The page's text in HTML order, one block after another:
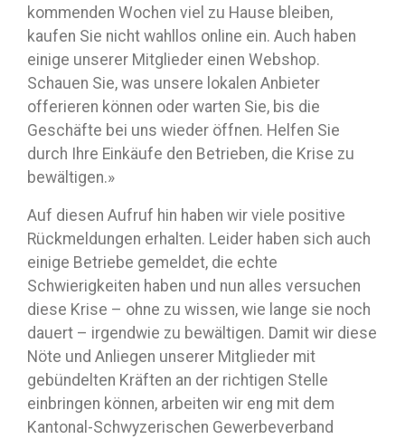
kommenden Wochen viel zu Hause bleiben,
kaufen Sie nicht wahllos online ein. Auch haben
einige unserer Mitglieder einen Webshop.
Schauen Sie, was unsere lokalen Anbieter
offerieren können oder warten Sie, bis die
Geschäfte bei uns wieder öffnen. Helfen Sie
durch Ihre Einkäufe den Betrieben, die Krise zu
bewältigen.»
Auf diesen Aufruf hin haben wir viele positive
Rückmeldungen erhalten. Leider haben sich auch
einige Betriebe gemeldet, die echte
Schwierigkeiten haben und nun alles versuchen
diese Krise – ohne zu wissen, wie lange sie noch
dauert – irgendwie zu bewältigen. Damit wir diese
Nöte und Anliegen unserer Mitglieder mit
gebündelten Kräften an der richtigen Stelle
einbringen können, arbeiten wir eng mit dem
Kantonal-Schwyzerischen Gewerbeverband